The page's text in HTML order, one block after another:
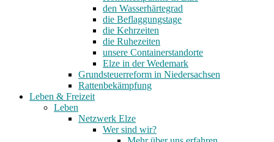
den Wasserhärtegrad
die Beflaggungstage
die Kehrzeiten
die Ruhezeiten
unsere Containerstandorte
Elze in der Wedemark
Grundsteuerreform in Niedersachsen
Rattenbekämpfung
Leben & Freizeit
Leben
Netzwerk Elze
Wer sind wir?